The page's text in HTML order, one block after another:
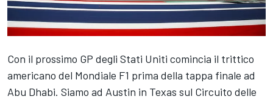
Con il prossimo GP degli Stati Uniti comincia il trittico
americano del Mondiale F1 prima della tappa finale ad
Abu Dhabi. Siamo ad Austin in Texas sul Circuito delle